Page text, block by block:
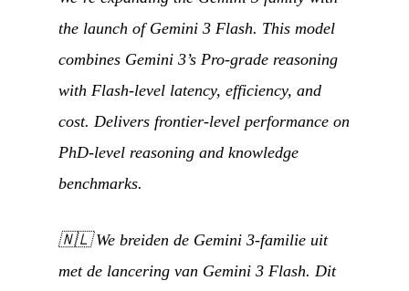
the launch of Gemini 3 Flash. This model
combines Gemini 3’s Pro-grade reasoning
with Flash-level latency, efficiency, and
cost. Delivers frontier-level performance on
PhD-level reasoning and knowledge
benchmarks.
🇳🇱We breiden de Gemini 3-familie uit
met de lancering van Gemini 3 Flash. Dit